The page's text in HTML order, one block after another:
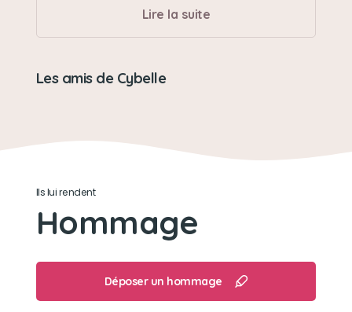
Aimer se promener
Casser ses jouets
Sa peluche et son ballon
Son loisir préféré
Lire la suite
Les amis de Cybelle
Ils lui rendent
Hommage
Déposer un hommage